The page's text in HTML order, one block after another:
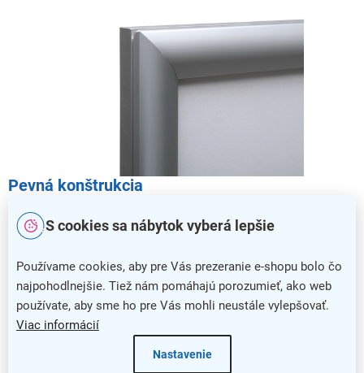
S cookies sa nábytok vyberá lepšie
Používame cookies, aby pre Vás prezeranie e-shopu bolo čo
najpohodlnejšie. Tiež nám pomáhajú porozumieť, ako web
používate, aby sme ho pre Vás mohli neustále vylepšovať.
Viac informácií
Nastavenie
Pevná konštrukcia
Rám je vyrobený z pevného eloxovaného hliníka, ktorý je
veľmi odolný a spoľahlivo tak ochráni prezentovaný obsah.